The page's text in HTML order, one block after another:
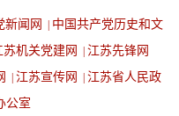
新闻网
中国共产党历史和文
苏机关党建网
江苏先锋网
江苏宣传网
江苏省人民政
公室